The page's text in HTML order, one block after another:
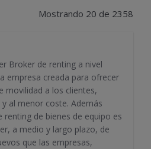
Mostrando 20 de 2358
Broker de renting a nivel
empresa creada para ofrecer
movilidad a los clientes,
al menor coste. Además
de bienes de equipo es
a medio y largo plazo, de
que las empresas,